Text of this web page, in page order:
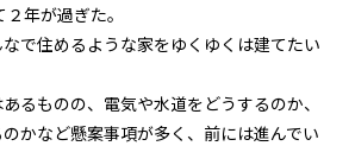
年が過ぎた。
で住めるような家をゆくゆくは建てたい
るものの、電気や水道をどうするのか、
かなど懸案事項が多く、前には進んでい